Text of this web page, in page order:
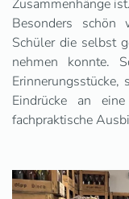
Zusammenhänge ist.
Besonders
Schüler die selbst
nehmen konnte.
Eindrücke an
fachpraktische